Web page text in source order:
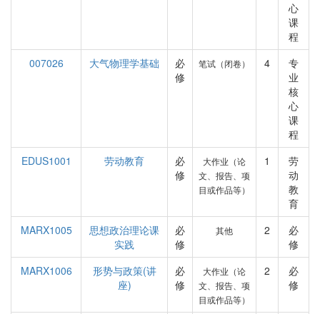
心
课
程
007026
大气物理学基础
必
修
笔试（闭卷） 4
专
业
核
心
课
程
EDUS1001
劳动教育
必
修
大作业（论
文、报告、项
目或作品等）
1
劳
动
教
育
MARX1005
思想政治理论课
实践
必
修
其他 2
必
修
MARX1006
形势与政策(讲
座)
必
修
大作业（论
文、报告、项
目或作品等）
2
必
修